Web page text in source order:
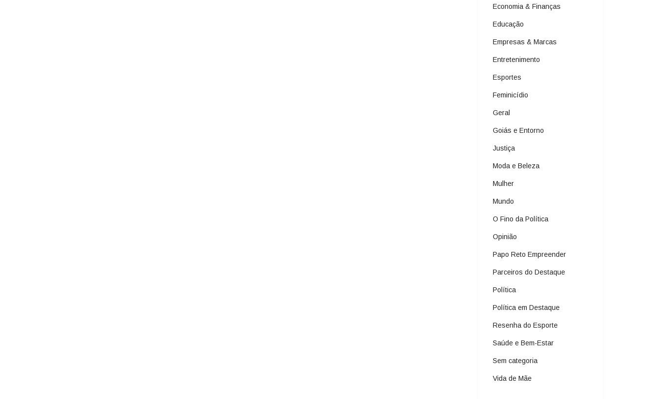
Economia & Finanças
Educação
Empresas & Marcas
Entretenimento
Esportes
Feminicídio
Geral
Goiás e Entorno
Justiça
Moda e Beleza
Mulher
Mundo
O Fino da Política
Opinião
Papo Reto Empreender
Parceiros do Destaque
Política
Política em Destaque
Resenha do Esporte
Saúde e Bem-Estar
Sem categoria
Vida de Mãe